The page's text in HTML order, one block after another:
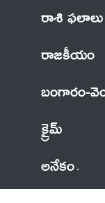
రాశి ఫలాలు
రాజకీయం
బంగారం-
క్రైమ్
అనేకం